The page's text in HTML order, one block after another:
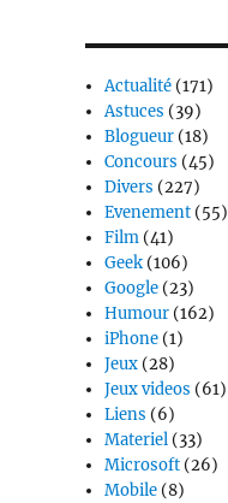
Actualité (171)
Astuces (39)
Blogueur (18)
Concours (45)
Divers (227)
Evenement (55)
Film (41)
Geek (106)
Google (23)
Humour (162)
iPhone (1)
Jeux (28)
Jeux videos (61)
Liens (6)
Materiel (33)
Microsoft (26)
Mobile (8)